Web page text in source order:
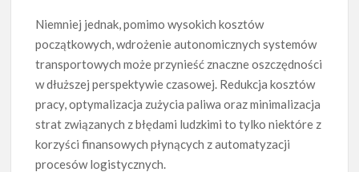
Niemniej jednak, pomimo wysokich kosztów
początkowych, wdrożenie autonomicznych systemów
transportowych może przynieść znaczne oszczędności
w dłuższej perspektywie czasowej. Redukcja kosztów
pracy, optymalizacja zużycia paliwa oraz minimalizacja
strat związanych z błędami ludzkimi to tylko niektóre z
korzyści finansowych płynących z automatyzacji
procesów logistycznych.